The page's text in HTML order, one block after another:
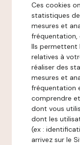
Ces cookies
statistiques
mesures et
fréquentation,
Ils permettent
relatives à
réaliser des
mesures et
fréquentation
comprendre
dont vous
dont les
(ex :
arrivez sur le